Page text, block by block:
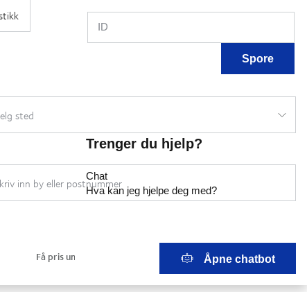
ID
Spore
Trenger du hjelp?
Chat
Hva kan jeg hjelpe deg med?
Åpne chatbot